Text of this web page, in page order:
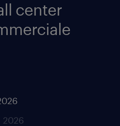
center
2026